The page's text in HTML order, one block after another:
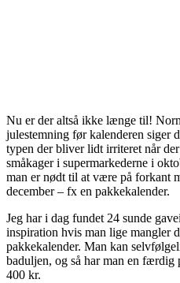
Nu er der altså ikke længe til!
julestemning før kalenderen siger
typen der bliver lidt irriteret når
småkager i supermarkederne i
man er nødt til at være på forkant
december – fx en pakkekalender.
Jeg har i dag fundet 24 sunde
inspiration hvis man lige mangler
pakkekalender. Man kan
baduljen, og så har man en
400 kr.